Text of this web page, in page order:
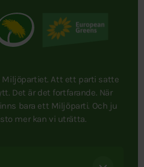
Miljöpartiet. Att ett parti satte
Det är det fortfarande. När
bara ett Miljöparti. Och ju
mer kan vi uträtta.